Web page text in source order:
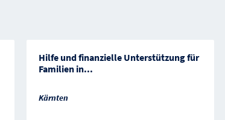
Hilfe und finanzielle Unterstützung für
Familien in...
Kärnten